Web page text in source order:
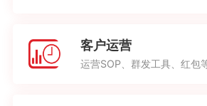
客户运营
运营SOP、群发工具、红包